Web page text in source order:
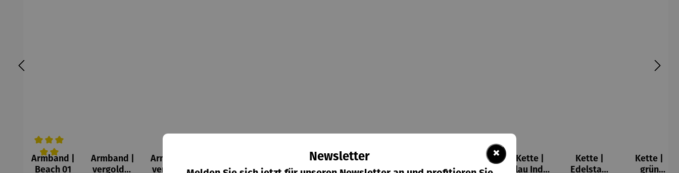
Durchschnittliche Bewertung von 5 von 5 Sternen
Armband |
Beach 01
Armband |
vergoldet
Armband |
vergoldet
Altsilber –
Altsilber
Kette |
Beach 01
Beach 02
Beach 03
Kette |
blau India
Kette |
Edelstahl
Kette |
grün
×
Newsletter